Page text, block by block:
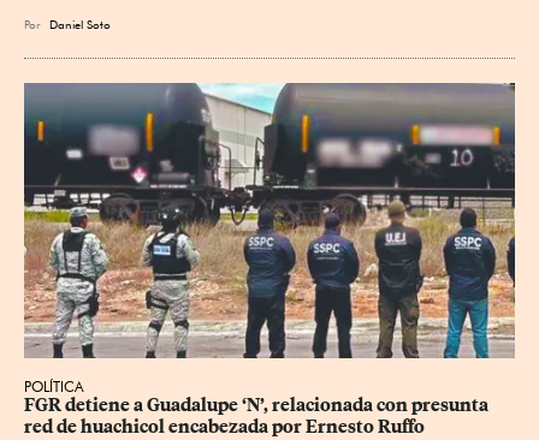
Por Daniel Soto
POLÍTICA
FGR detiene a Guadalupe ‘N’, relacionada con presunta
red de huachicol encabezada por Ernesto Ruffo